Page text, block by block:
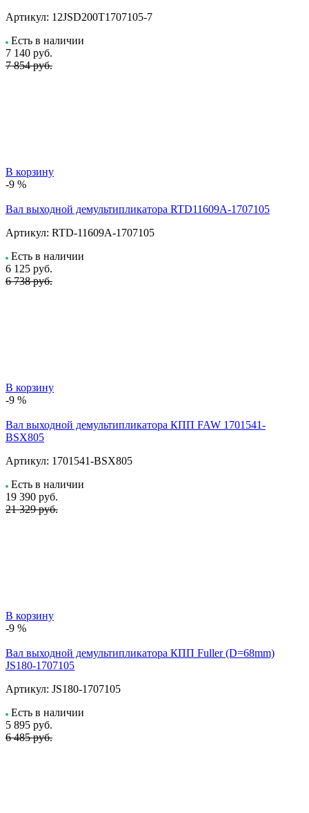
Артикул: 12JSD200T1707105-7
Есть в наличии
7 140 руб.
7 854 руб.
В корзину
-9 %
Вал выходной демультипликатора RTD11609A-1707105
Артикул: RTD-11609A-1707105
Есть в наличии
6 125 руб.
6 738 руб.
В корзину
-9 %
Вал выходной демультипликатора КПП FAW 1701541-
BSX805
Артикул: 1701541-BSX805
Есть в наличии
19 390 руб.
21 329 руб.
В корзину
-9 %
Вал выходной демультипликатора КПП Fuller (D=68mm)
JS180-1707105
Артикул: JS180-1707105
Есть в наличии
5 895 руб.
6 485 руб.